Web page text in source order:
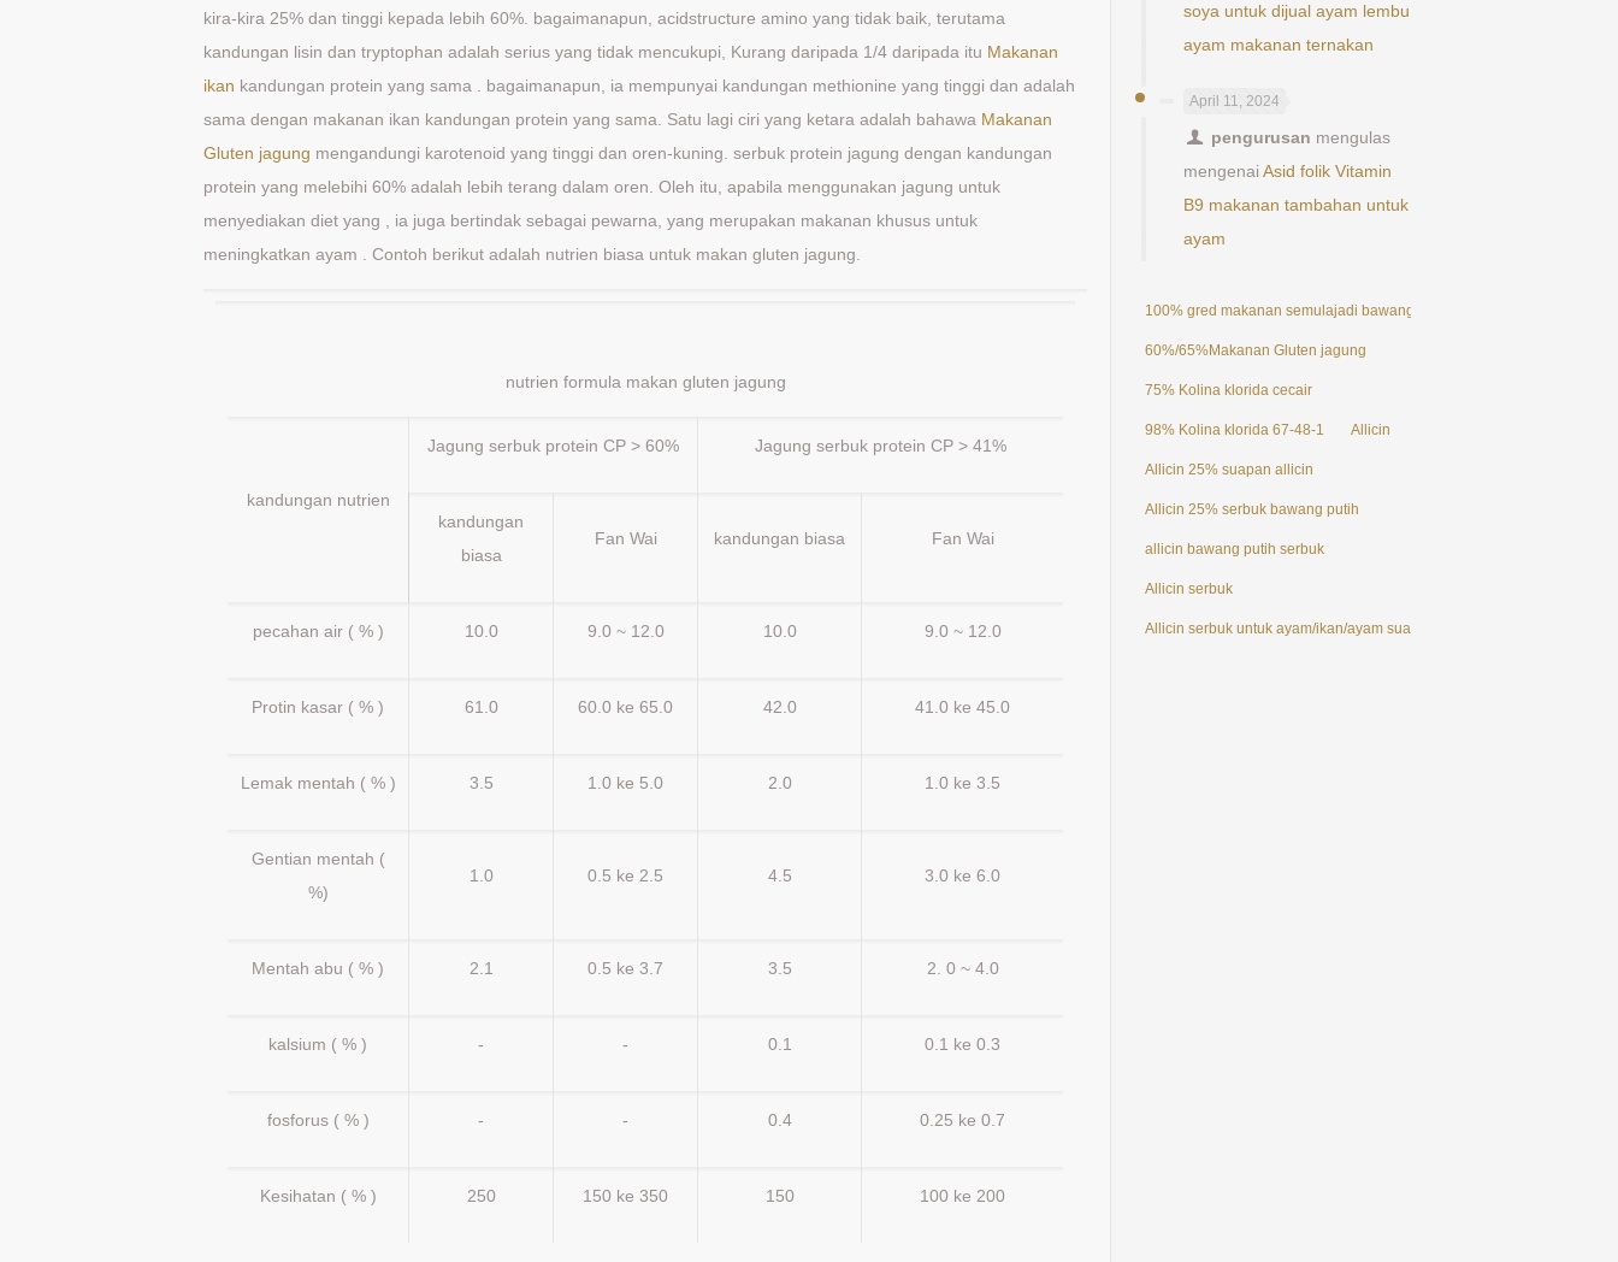
kira-kira 25% dan tinggi kepada lebih 60%. bagaimanapun, acidstructure amino yang tidak baik, terutama
kandungan lisin dan tryptophan adalah serius yang tidak mencukupi, Kurang daripada 1/4 daripada itu Makanan
ikan kandungan protein yang sama . bagaimanapun, ia mempunyai kandungan methionine yang tinggi dan adalah
sama dengan makanan ikan kandungan protein yang sama. Satu lagi ciri yang ketara adalah bahawa Makanan
Gluten jagung mengandungi karotenoid yang tinggi dan oren-kuning. serbuk protein jagung dengan kandungan
protein yang melebihi 60% adalah lebih terang dalam oren. Oleh itu, apabila menggunakan jagung untuk
menyediakan diet yang , ia juga bertindak sebagai pewarna, yang merupakan makanan khusus untuk
meningkatkan ayam . Contoh berikut adalah nutrien biasa untuk makan gluten jagung.
nutrien formula makan gluten jagung
kandungan nutrien
Jagung serbuk protein CP > 60% Jagung serbuk protein CP > 41%
kandungan
biasa
Fan Wai kandungan biasa Fan Wai
pecahan air ( % ) 10.0 9.0 ~ 12.0 10.0 9.0 ~ 12.0
Protin kasar ( % ) 61.0 60.0 ke 65.0 42.0 41.0 ke 45.0
Lemak mentah ( % ) 3.5 1.0 ke 5.0 2.0 1.0 ke 3.5
Gentian mentah (
%)
1.0 0.5 ke 2.5 4.5 3.0 ke 6.0
Mentah abu ( % ) 2.1 0.5 ke 3.7 3.5 2. 0 ~ 4.0
kalsium ( % ) - - 0.1 0.1 ke 0.3
fosforus ( % ) - - 0.4 0.25 ke 0.7
Kesihatan ( % ) 250 150 ke 350 150 100 ke 200
soya untuk dijual ayam lembu
ayam makanan ternakan
April 11, 2024
pengurusan mengulas
mengenai Asid folik Vitamin
B9 makanan tambahan untuk
ayam
100% gred makanan semulajadi bawang putih ekstrak serbuk Allicin
60%/65%Makanan Gluten jagung
75% Kolina klorida cecair
98% Kolina klorida 67-48-1 Allicin
Allicin 25% suapan allicin
Allicin 25% serbuk bawang putih
allicin bawang putih serbuk
Allicin serbuk
Allicin serbuk untuk ayam/ikan/ayam suapan aditif